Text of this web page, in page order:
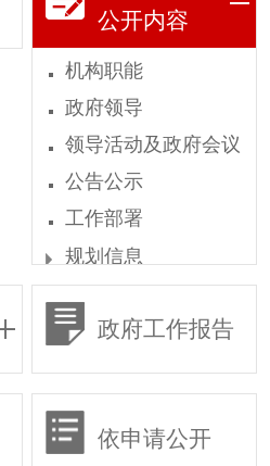
公开内容
机构职能
政府领导
领导活动及政府会议
公告公示
工作部署
规划信息
统计信息
权责清单
行政许可
行政复议
行政执法
政府工作报告
依申请公开